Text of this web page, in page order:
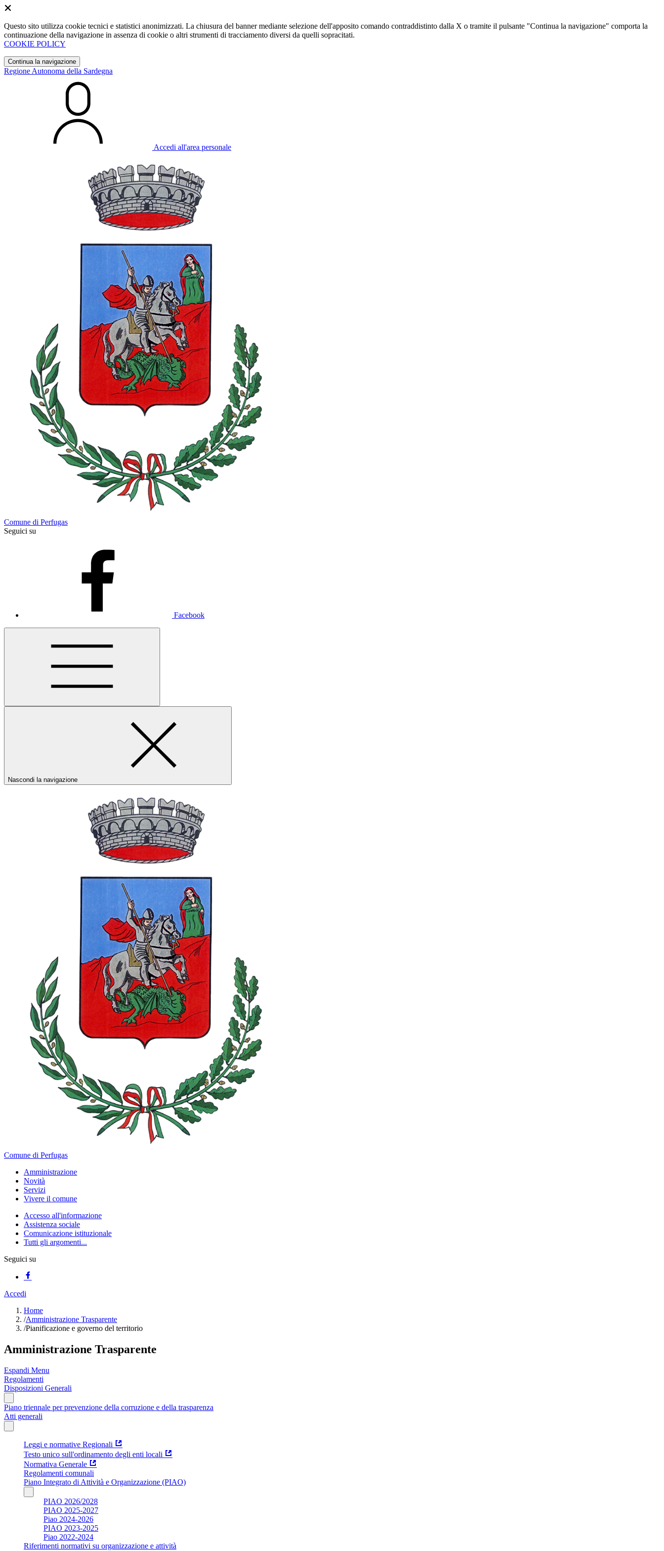
Questo sito utilizza cookie tecnici e statistici anonimizzati. La chiusura del banner mediante selezione dell'apposito comando contraddistinto dalla X o tramite il pulsante "Continua la navigazione" comporta la
continuazione della navigazione in assenza di cookie o altri strumenti di tracciamento diversi da quelli sopracitati.
COOKIE POLICY
Continua la navigazione
Regione Autonoma della Sardegna
Accedi all'area personale
Comune di Perfugas
Seguici su
Facebook
Nascondi la navigazione
Comune di Perfugas
Amministrazione
Novità
Servizi
Vivere il comune
Accesso all'informazione
Assistenza sociale
Comunicazione istituzionale
Tutti gli argomenti...
Seguici su
Accedi
Home
/Amministrazione Trasparente
/Pianificazione e governo del territorio
Amministrazione Trasparente
Espandi Menu
Regolamenti
Disposizioni Generali
Piano triennale per prevenzione della corruzione e della trasparenza
Atti generali
Leggi e normative Regionali
Testo unico sull'ordinamento degli enti locali
Normativa Generale
Regolamenti comunali
Piano Integrato di Attività e Organizzazione (PIAO)
PIAO 2026/2028
PIAO 2025-2027
Piao 2024-2026
PIAO 2023-2025
Piao 2022-2024
Riferimenti normativi su organizzazione e attività